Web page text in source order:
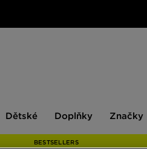
Dětské Doplňky Značky
BESTSELLERS